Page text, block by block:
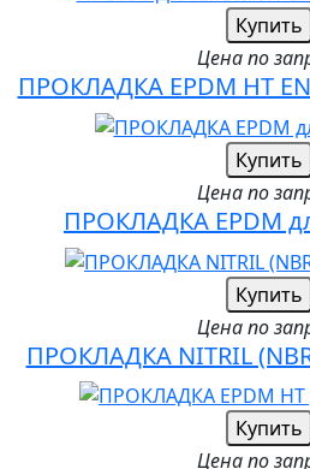
Купить
Цена по
ПРОКЛАДКА EPDM HT
Купить
Цена по
ПРОКЛАДКА EPDM
Купить
Цена по
ПРОКЛАДКА NITRIL
Купить
Цена по